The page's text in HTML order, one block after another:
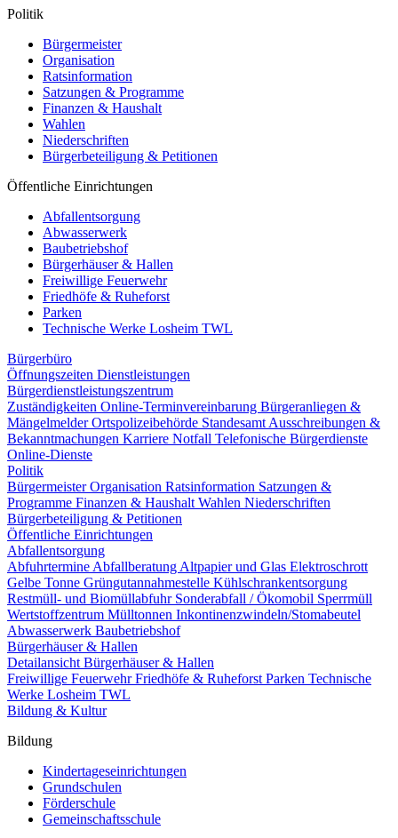
Politik
Bürgermeister
Organisation
Ratsinformation
Satzungen & Programme
Finanzen & Haushalt
Wahlen
Niederschriften
Bürgerbeteiligung & Petitionen
Öffentliche Einrichtungen
Abfallentsorgung
Abwasserwerk
Baubetriebshof
Bürgerhäuser & Hallen
Freiwillige Feuerwehr
Friedhöfe & Ruheforst
Parken
Technische Werke Losheim TWL
Bürgerbüro
Öffnungszeiten Dienstleistungen
Bürgerdienstleistungszentrum
Zuständigkeiten Online-Terminvereinbarung Bürgeranliegen &
MängelmelderOrtspolizeibehörde Standesamt Ausschreibungen &
Bekanntmachungen Karriere Notfall Telefonische Bürgerdienste
Online-Dienste
Politik
BürgermeisterOrganisation Ratsinformation Satzungen &
Programme Finanzen & Haushalt Wahlen Niederschriften
Bürgerbeteiligung & Petitionen
Öffentliche Einrichtungen
Abfallentsorgung
Abfuhrtermine Abfallberatung Altpapier und Glas Elektroschrott
Gelbe Tonne Grüngutannahmestelle Kühlschrankentsorgung
Restmüll- und Biomüllabfuhr Sonderabfall / Ökomobil Sperrmüll
Wertstoffzentrum Mülltonnen Inkontinenzwindeln/Stomabeutel
Abwasserwerk Baubetriebshof
Bürgerhäuser & Hallen
Detailansicht Bürgerhäuser & Hallen
Freiwillige FeuerwehrFriedhöfe & Ruheforst Parken Technische
Werke Losheim TWL
Bildung & Kultur
Bildung
Kindertageseinrichtungen
Grundschulen
Förderschule
Gemeinschaftsschule